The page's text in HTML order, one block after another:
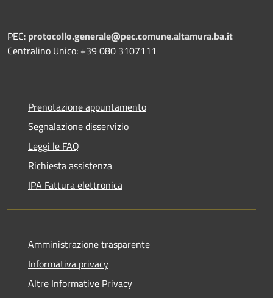
PEC: protocollo.generale@pec.comune.altamura.ba.it
Centralino Unico: +39 080 3107111
Prenotazione appuntamento
Segnalazione disservizio
Leggi le FAQ
Richiesta assistenza
IPA Fattura elettronica
Amministrazione trasparente
Informativa privacy
Altre Informative Privacy